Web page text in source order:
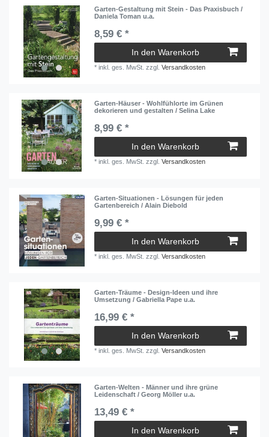
Garten-Gestaltung mit Stein - Das Praxisbuch /
Daniela Toman u.a.
8,59 € *
In den Warenkorb
*inkl. ges. MwSt. zzgl.Versandkosten
Garten-Häuser - Wohlfühlorte im Grünen
dekorieren und gestalten / Selina Lake
8,99 € *
In den Warenkorb
*inkl. ges. MwSt. zzgl.Versandkosten
Garten-Situationen - Lösungen für jeden
Gartenbereich / Alain Diebold
9,99 € *
In den Warenkorb
*inkl. ges. MwSt. zzgl.Versandkosten
Garten-Träume - Design-Ideen und ihre
Umsetzung / Gabriella Pape u.a.
16,99 € *
In den Warenkorb
*inkl. ges. MwSt. zzgl.Versandkosten
Garten-Welten - Männer und ihre grüne
Leidenschaft / Georg Möller u.a.
13,49 € *
In den Warenkorb